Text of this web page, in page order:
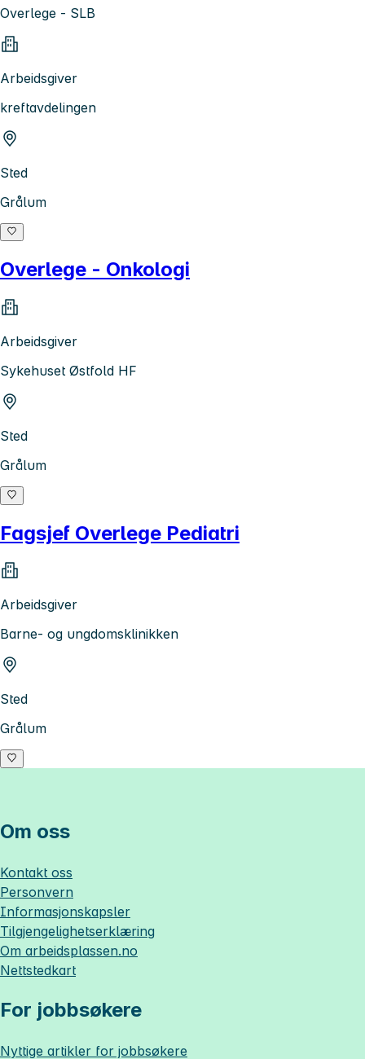
Overlege - SLB
Arbeidsgiver
kreftavdelingen
Sted
Grålum
Overlege - Onkologi
Arbeidsgiver
Sykehuset Østfold HF
Sted
Grålum
Fagsjef Overlege Pediatri
Arbeidsgiver
Barne- og ungdomsklinikken
Sted
Grålum
Om oss
Kontakt oss
Personvern
Informasjonskapsler
Tilgjengelighetserklæring
Om arbeidsplassen.no
Nettstedkart
For jobbsøkere
Nyttige artikler for jobbsøkere